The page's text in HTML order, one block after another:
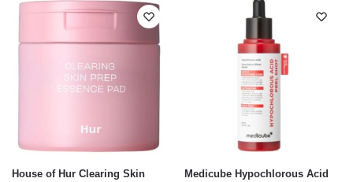
House of Hur Clearing Skin
Medicube Hypochlorous Acid